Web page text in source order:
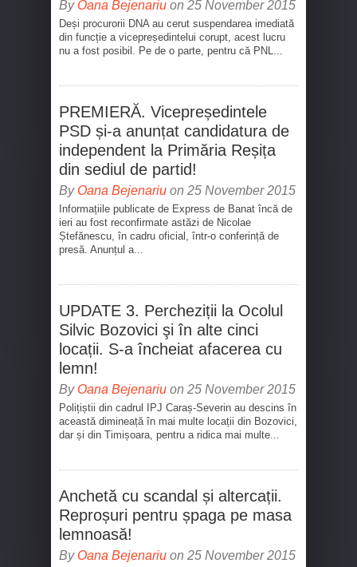
By Oana Bejenariu on 25 November 2015
Deși procurorii DNA au cerut suspendarea imediată
din funcție a vicepreședintelui corupt, acest lucru
nu a fost posibil. Pe de o parte, pentru că PNL...
PREMIERĂ. Vicepreședintele
PSD și-a anunțat candidatura de
independent la Primăria Reșița
din sediul de partid!
By Oana Bejenariu on 25 November 2015
Informațiile publicate de Express de Banat încă de
ieri au fost reconfirmate astăzi de Nicolae
Ștefănescu, în cadru oficial, într-o conferință de
presă. Anunțul a...
UPDATE 3. Percheziții la Ocolul
Silvic Bozovici şi în alte cinci
locații. S-a încheiat afacerea cu
lemn!
By Oana Bejenariu on 25 November 2015
Polițiștii din cadrul IPJ Caraș-Severin au descins în
această dimineață în mai multe locații din Bozovici,
dar și din Timișoara, pentru a ridica mai multe...
Anchetă cu scandal și altercații.
Reproșuri pentru șpaga pe masa
lemnoasă!
By Oana Bejenariu on 25 November 2015